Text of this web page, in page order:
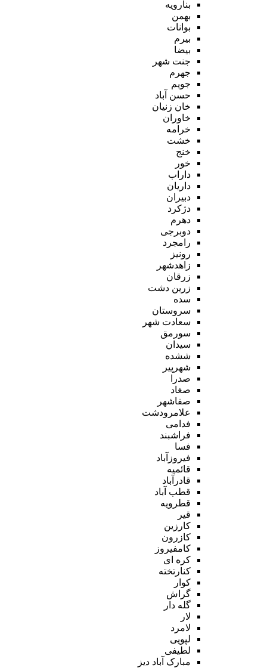
بنارویه
بهمن
بوانات
بیرم
بیضا
جنت شهر
جهرم
جویم
حسن آباد
خان زنیان
خاوران
خرامه
خشت
خنج
خور
داراب
داریان
دبیران
دژکرد
دهرم
دوبرجی
رامجرد
رونیز
زاهدشهر
زرقان
زرین دشت
سده
سروستان
سعادت شهر
سورمق
سیدان
ششده
شهرپیر
صدرا
صغاد
صفاشهر
علامرودشت
فدامی
فراشبند
فسا
فیروزآباد
قائمیه
قادرآباد
قطب آباد
قطرویه
قیر
کارزین
کازرون
کامفیروز
کره ای
کنارتخته
کوار
گراش
گله دار
لار
لامرد
لپویی
لطیفی
مبارک آباد دیز